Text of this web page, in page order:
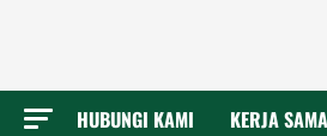
HUBUNGI KAMI KERJA SAMA